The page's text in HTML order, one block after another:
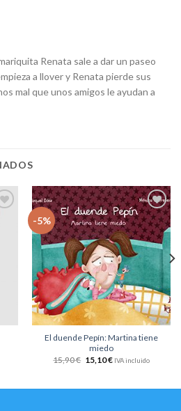
Renata sale a dar un paseo
a llover y Renata pierde sus
mal que unos amigos le ayudan a
-5%
Añadir
a la
lista
de
El duende Pepín: Martina tiene
miedo
15,90€ 15,10€ IVA incluido